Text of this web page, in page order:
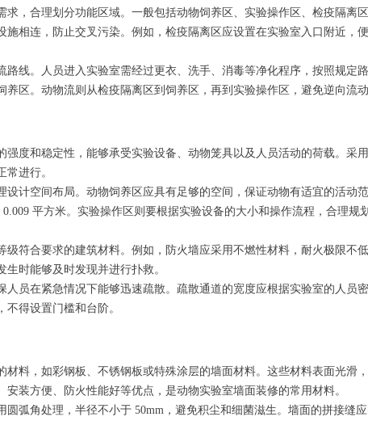
求，合理划分功能区域。一般包括动物饲养区、实验操作区、检疫隔离
施相连，防止交叉污染。例如，检疫隔离区应设置在实验室入口附近，
路线。人员进入实验室需经过更衣、洗手、消毒等净化程序，按照规定
区。动物流则从检疫隔离区到饲养区，再到实验操作区，避免逆向流动
强度和稳定性，能够承受实验设备、动物笼具以及人员活动的荷载。采
进行。
设计空间布局。动物饲养区应具有足够的空间，保证动物有适宜的活
平方米。实验操作区则要根据实验设备的大小和操作流程，合理规
级符合要求的建筑材料。例如，防火墙应采用不燃性材料，耐火极限不
时能够及时发现并进行扑救。
人员在紧急情况下能够迅速疏散。疏散通道的宽度应根据实验室的人员
得设置门槛和台阶。
材料，如彩钢板、不锈钢板或特殊涂层的墙面材料。这些材料表面光
装方便、防火性能好等优点，是动物实验室墙面装修的常用材料。
圆弧角处理，半径不小于 50mm，避免积尘和细菌滋生。墙面的拼接缝